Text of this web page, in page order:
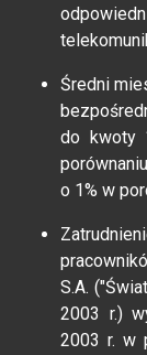
Średni
do kwoty
o 1% w
S.A.
2003 r.)
2003 r. w